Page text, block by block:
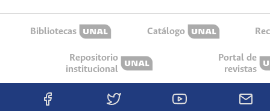
Bibliotecas Catálogo
Repositorio
institucional
Portal de
revistas